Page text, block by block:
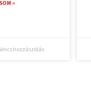
»
hozzászólás